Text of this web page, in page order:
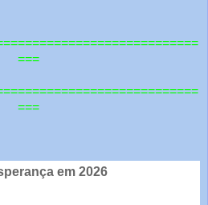
===
==
===
em 2026